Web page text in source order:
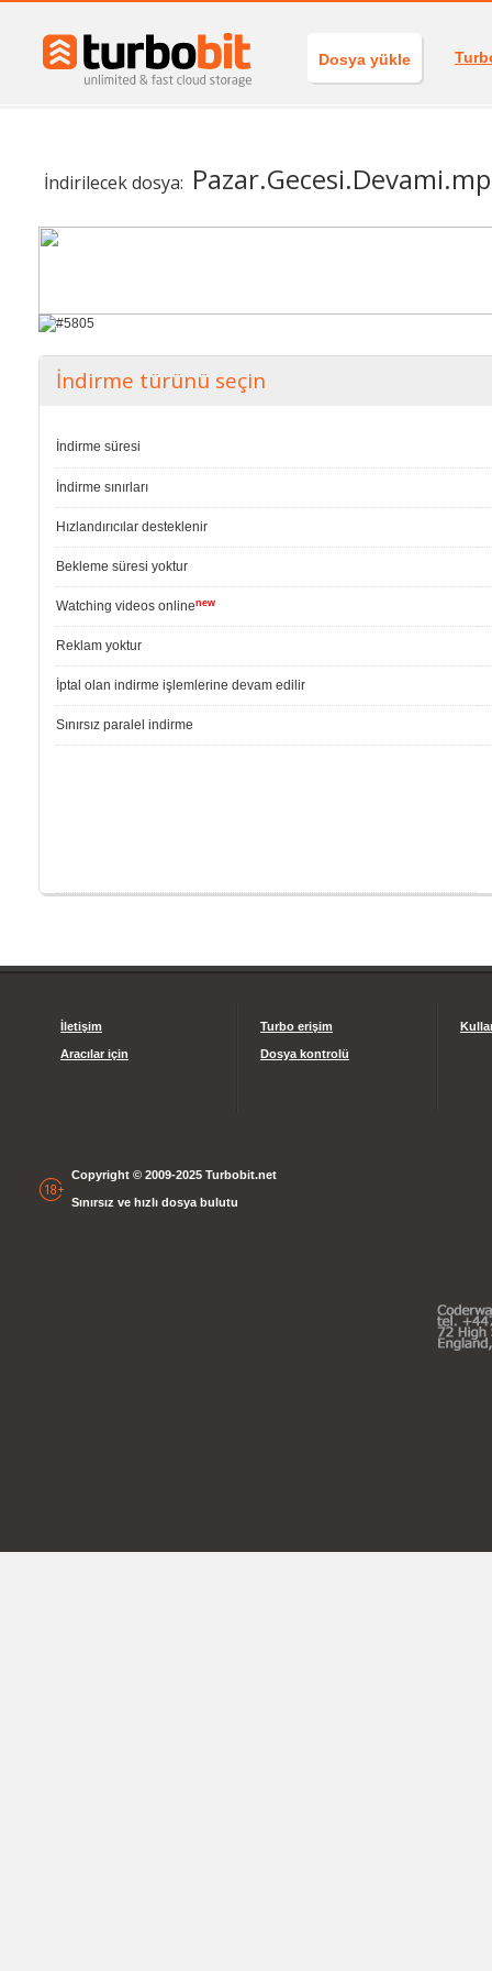
Dosya yükle
İndirilecek dosya:
İndirme türünü seçin
İndirme süresi
İndirme sınırları
Hızlandırıcılar desteklenir
Bekleme süresi yoktur
Watching videos onlinenew
Reklam yoktur
İptal olan indirme işlemlerine devam edilir
Sınırsız paralel indirme
İletişim
Aracılar için
Turbo erişim
Dosya kontrolü
Copyright © 2009-2025 Turbobit.net
Sınırsız ve hızlı dosya bulutu